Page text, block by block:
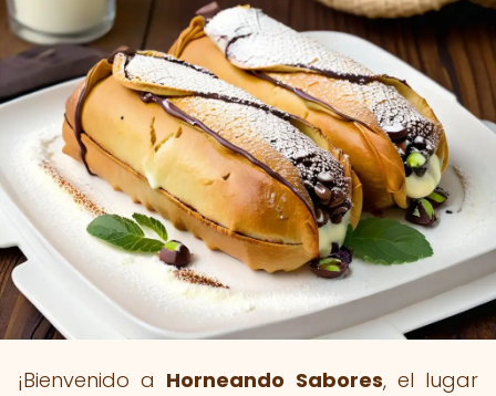
¡Bienvenido a Horneando Sabores, el lugar